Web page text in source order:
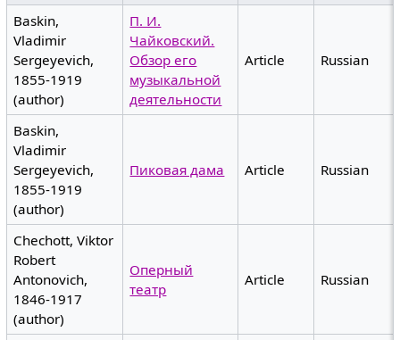
Baskin,
Vladimir
Sergeyevich,
1855-1919
(author)
П. И.
Чайковский.
Обзор его
музыкальной
деятельности
Article Russian
Baskin,
Vladimir
Sergeyevich,
1855-1919
(author)
Пиковая дама Article Russian
Chechott, Viktor
Robert
Antonovich,
1846-1917
(author)
Оперный
театр
Article Russian